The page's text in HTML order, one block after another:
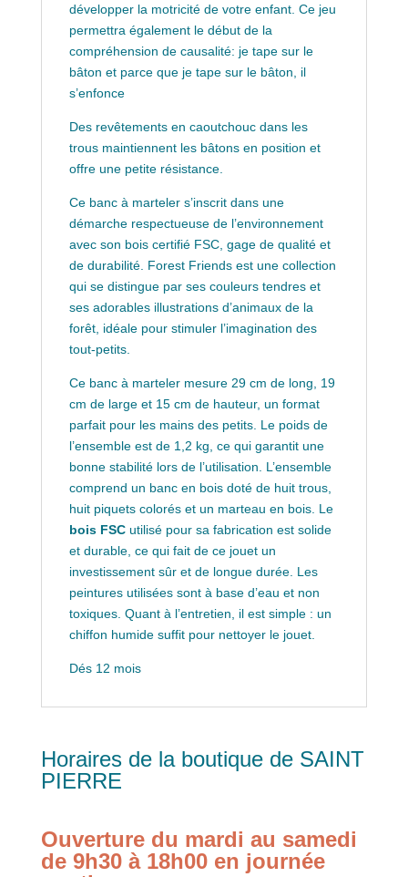
développer la motricité de votre enfant. Ce jeu
permettra également le début de la
compréhension de causalité: je tape sur le
bâton et parce que je tape sur le bâton, il
s’enfonce
Des revêtements en caoutchouc dans les
trous maintiennent les bâtons en position et
offre une petite résistance.
Ce banc à marteler s’inscrit dans une
démarche respectueuse de l’environnement
avec son bois certifié FSC, gage de qualité et
de durabilité. Forest Friends est une collection
qui se distingue par ses couleurs tendres et
ses adorables illustrations d’animaux de la
forêt, idéale pour stimuler l’imagination des
tout-petits.
Ce banc à marteler mesure 29 cm de long, 19
cm de large et 15 cm de hauteur, un format
parfait pour les mains des petits. Le poids de
l’ensemble est de 1,2 kg, ce qui garantit une
bonne stabilité lors de l’utilisation. L’ensemble
comprend un banc en bois doté de huit trous,
huit piquets colorés et un marteau en bois. Le
bois FSCutilisé pour sa fabrication est solide
et durable, ce qui fait de ce jouet un
investissement sûr et de longue durée. Les
peintures utilisées sont à base d’eau et non
toxiques. Quant à l’entretien, il est simple : un
chiffon humide suffit pour nettoyer le jouet.
Dés 12 mois
Horaires de la boutique de SAINT
PIERRE
Ouverture du mardi au samedi
de 9h30 à 18h00 en journée